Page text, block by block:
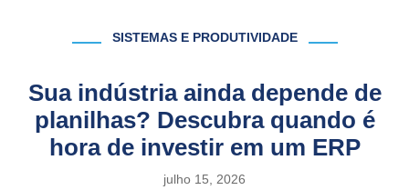
SISTEMAS E PRODUTIVIDADE
Sua indústria ainda depende de
planilhas? Descubra quando é
hora de investir em um ERP
julho 15, 2026